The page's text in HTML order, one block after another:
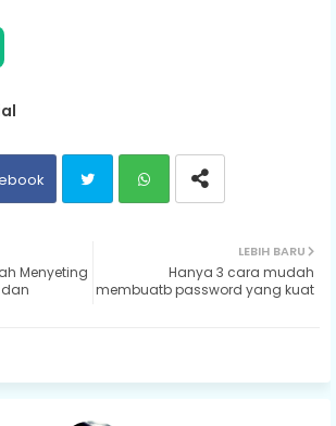
ter
LEBIH BARU
Hanya 3 cara mudah
membuatb password yang kuat
Menyeting
dan